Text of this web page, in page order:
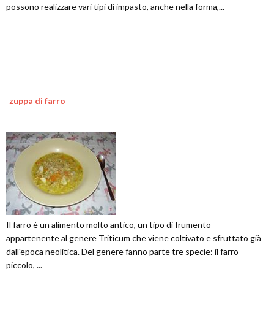
possono realizzare vari tipi di impasto, anche nella forma,...
zuppa di farro
Il farro è un alimento molto antico, un tipo di frumento
appartenente al genere Triticum che viene coltivato e sfruttato già
dall'epoca neolitica. Del genere fanno parte tre specie: il farro
piccolo, ...